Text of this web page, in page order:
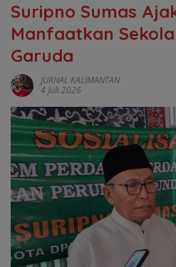
‎Suripno Sumas
Manfaatkan
Garuda ‎
JURNAL KALIMANTAN
4 Juli 2026